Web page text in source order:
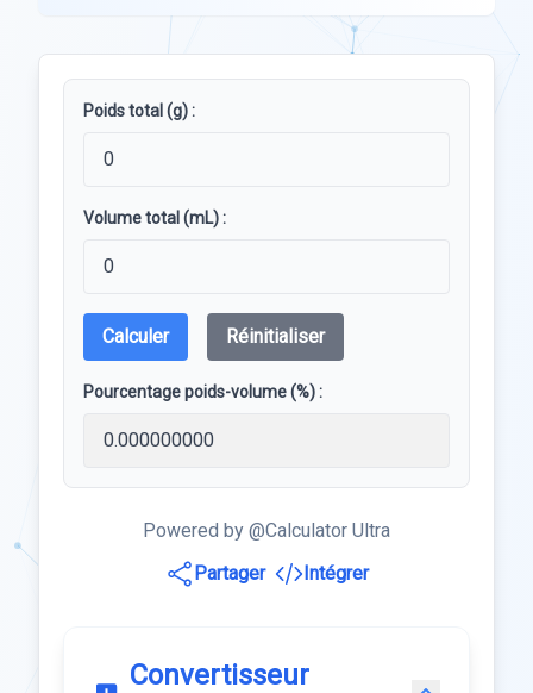
Poids total (g) :
Volume total (mL) :
Calculer Réinitialiser
Pourcentage poids-volume (%) :
Powered by @Calculator Ultra
Partager
Intégrer
Convertisseur